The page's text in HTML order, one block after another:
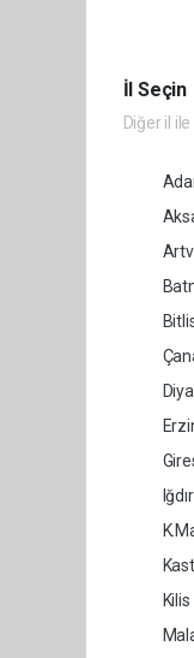
İl Seçin
Diğer il
Iğdır
Kilis